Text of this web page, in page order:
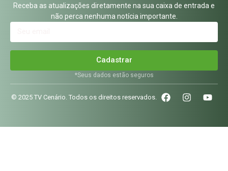
Receba as atualizações diretamente na sua caixa de entrada e
não perca nenhuma notícia importante.
Cadastrar
*Seus dados estão seguros
© 2025 TV Cenário. Todos os direitos reservados.